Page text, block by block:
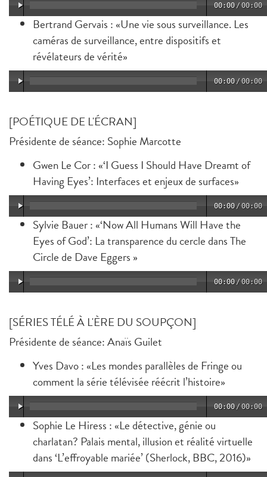
00:00 /00:00
Bertrand Gervais : «Une vie sous surveillance. Les
caméras de surveillance, entre dispositifs et
révélateurs de vérité»
00:00 /00:00
[POÉTIQUE DE L'ÉCRAN]
Présidente de séance: Sophie Marcotte
Gwen Le Cor : «‘I Guess I Should Have Dreamt of
Having Eyes’: Interfaces et enjeux de surfaces»
00:00 /00:00
Sylvie Bauer : «‘Now All Humans Will Have the
Eyes of God’: La transparence du cercle dans The
Circle de Dave Eggers »
00:00 /00:00
[SÉRIES TÉLÉ À L'ÈRE DU SOUPÇON]
Présidente de séance: Anaïs Guilet
Yves Davo : «Les mondes parallèles de Fringe ou
comment la série télévisée réécrit l’histoire»
00:00 /00:00
Sophie Le Hiress : «Le détective, génie ou
charlatan? Palais mental, illusion et réalité virtuelle
dans ‘L’effroyable mariée’ (Sherlock, BBC, 2016)»